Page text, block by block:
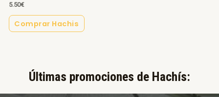
5.50€
Comprar Hachis
Últimas promociones de Hachís:​